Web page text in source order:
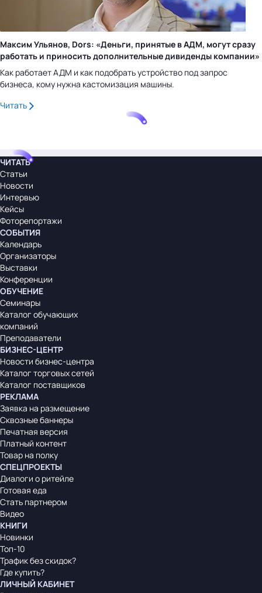
Максим Ульянов, Dors: «Деньги, принятые в АДМ, могут сразу
работать и приносить дополнительные дивиденды компании»
Как работает АДМ и как подобрать устройство под запрос
бизнеса, кому нужна кастомизация машины.
Читать
ЧИТАТЬ
Статьи
Новости
Интервью
Кейсы
Фоторепортажи
СОБЫТИЯ
Календарь
Организаторы
Выставки
Конференции
ОБУЧЕНИЕ
Семинары
Каталог обучающих
компаний
Преподаватели
БИЗНЕС-ЦЕНТР
Новости бизнес-центра
Каталог торговых сетей
Каталог поставщиков
РЕКЛАМА
Заявка на размещение
Сквозные баннеры
Печатная версия
Платный контент
Товар на полку
СПЕЦПРОЕКТЫ
Диалоги о ритейле
Готовая еда
Стать партнером
Видео
КНИГИ
Новинки
Топ-10
Трафик без скидок?
Где купить?
ЛИЧНЫЙ КАБИНЕТ